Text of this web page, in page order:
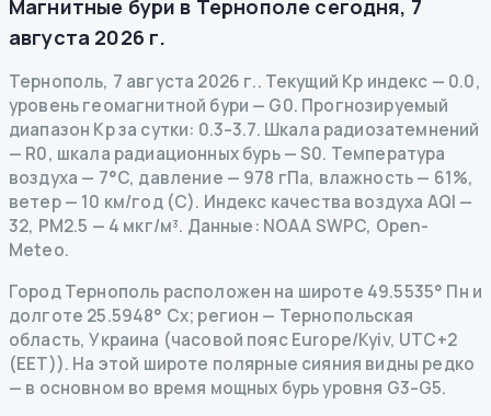
Магнитные бури в Тернополе сегодня, 7
августа 2026 г.
Тернополь, 7 августа 2026 г.. Текущий Kp индекс — 0.0,
уровень геомагнитной бури — G0. Прогнозируемый
диапазон Kp за сутки: 0.3–3.7. Шкала радиозатемнений
— R0, шкала радиационных бурь— S0. Температура
воздуха — 7°C, давление — 978 гПа, влажность — 61%,
ветер — 10 км/год (С). Индекс качества воздуха AQI —
32, PM2.5 — 4 мкг/м³. Данные: NOAA SWPC, Open-
Meteo.
Город Тернополь расположен на широте 49.5535° Пн и
долготе 25.5948° Сх; регион — Тернопольская
область, Украина (часовой пояс Europe/Kyiv, UTC+2
(EET)). На этой широте полярные сияния видны редко
— в основном во время мощных бурь уровня G3–G5.